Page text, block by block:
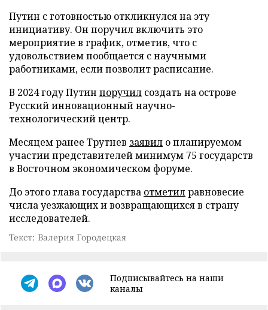
Путин с готовностью откликнулся на эту
инициативу. Он поручил включить это
мероприятие в график, отметив, что с
удовольствием пообщается с научными
работниками, если позволит расписание.
В 2024 году Путин поручил создать на острове
Русский инновационный научно-
технологический центр.
Месяцем ранее Трутнев заявил о планируемом
участии представителей минимум 75 государств
в Восточном экономическом форуме.
До этого глава государства отметилравновесие
числа уезжающих и возвращающихся в страну
исследователей.
Текст: Валерия Городецкая
Подписывайтесь на наши
каналы